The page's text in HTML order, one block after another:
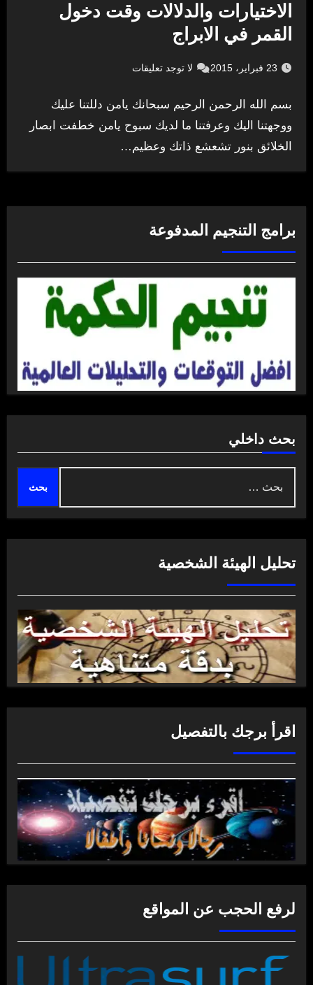
الاختيارات والدلالات وقت دخول
القمر في الابراج
23 فبراير، 2015 لا توجد تعليقات
بسم الله الرحمن الرحيم سبحانك يامن دللتنا عليك
ووجهتنا اليك وعرفتنا ما لديك سبوح يامن خطفت ابصار
الخلائق بنور تشعشع ذاتك وعظيم…
برامج التنجيم المدفوعة
بحث داخلي
عن:
تحليل الهيئة الشخصية
اقرأ برجك بالتفصيل
لرفع الحجب عن المواقع